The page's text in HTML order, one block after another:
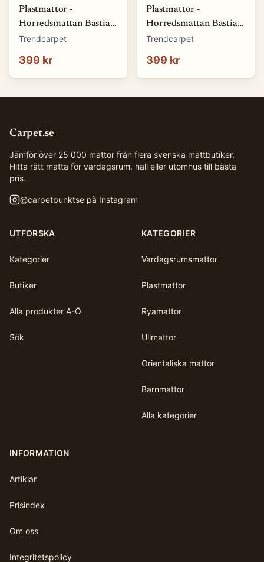
Plastmattor -
Horredsmattan Bastian
(blå) (Storlek: 70 x 50
Trendcarpet
399 kr
Plastmattor -
Horredsmattan Bastian
(brun) (Storlek: 70 x 50
Trendcarpet
399 kr
Carpet.se
Jämför över 25 000 mattor från flera svenska mattbutiker.
Hitta rätt matta för vardagsrum, hall eller utomhus till bästa
pris.
@carpetpunktse på Instagram
UTFORSKA
Kategorier
Butiker
Alla produkter A-Ö
Sök
KATEGORIER
Vardagsrumsmattor
Plastmattor
Ryamattor
Ullmattor
Orientaliska mattor
Barnmattor
Alla kategorier
INFORMATION
Artiklar
Prisindex
Om oss
Integritetspolicy